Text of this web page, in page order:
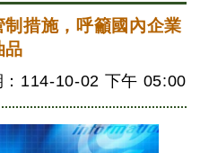
措施，呼籲國內企業
品
：114-10-02 下午 05:00